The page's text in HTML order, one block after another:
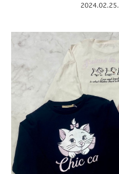
2024.02.25.